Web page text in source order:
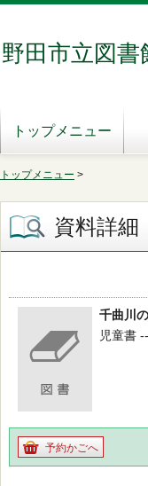
野田市立図書
トップメニュー
トップメニュー >
資料詳細
千曲川
児童書
予約かごへ